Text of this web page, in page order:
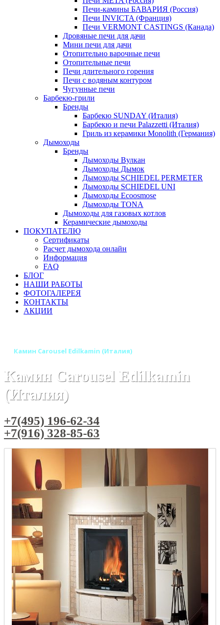
Печи-камины БАВАРИЯ (Россия)
Печи INVICTA (Франция)
Печи VERMONT CASTINGS (Канада)
Дровяные печи для дачи
Мини печи для дачи
Отопительно варочные печи
Отопительные печи
Печи длительного горения
Печи с водяным контуром
Чугунные печи
Барбекю-грили
Бренды
Барбекю SUNDAY (Италия)
Барбекю и печи Palazzetti (Италия)
Гриль из керамики Monolith (Германия)
Дымоходы
Бренды
Дымоходы Вулкан
Дымоходы Дымок
Дымоходы SCHIEDEL PERMETER
Дымоходы SCHIEDEL UNI
Дымоходы Ecoosmose
Дымоходы TONA
Дымоходы для газовых котлов
Керамические дымоходы
ПОКУПАТЕЛЮ
Сертификаты
Расчет дымохода онлайн
Информация
FAQ
БЛОГ
НАШИ РАБОТЫ
ФОТОГАЛЕРЕЯ
КОНТАКТЫ
АКЦИИ
Камин Carousel Edilkamin (Италия)
Камин Carousel Edilkamin
(Италия)
+7(495) 196-62-34
+7(916) 328-85-63